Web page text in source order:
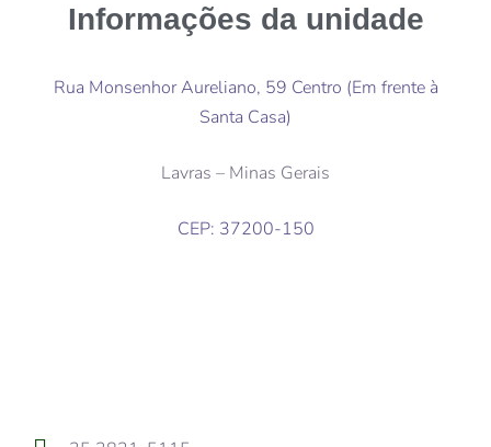
Informações da unidade
Rua Monsenhor Aureliano, 59 Centro (Em frente à
Santa Casa)
Lavras – Minas Gerais
CEP: 37200-150